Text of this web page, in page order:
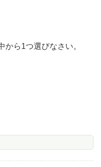
ら1つ選びなさい。